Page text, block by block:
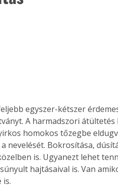
új,
egyedi
vagy
megrendelhetők!
egyszer-kétszer
A harmadszori
homokos tőzegbe
nevelését. Bokrosítása,
is. Ugyanezt lehet
hajtásaival is. Van
is.